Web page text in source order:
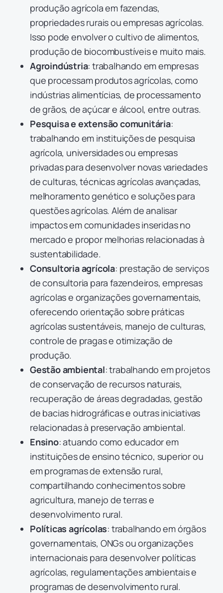
produção agrícola em fazendas,
propriedades rurais ou empresas agrícolas.
Isso pode envolver o cultivo de alimentos,
produção de biocombustíveis e muito mais.
Agroindústria: trabalhando em empresas
que processam produtos agrícolas, como
indústrias alimentícias, de processamento
de grãos, de açúcar e álcool, entre outras.
Pesquisa e extensão comunitária:
trabalhando em instituições de pesquisa
agrícola, universidades ou empresas
privadas para desenvolver novas variedades
de culturas, técnicas agrícolas avançadas,
melhoramento genético e soluções para
questões agrícolas. Além de analisar
impactos em comunidades inseridas no
mercado e propor melhorias relacionadas à
sustentabilidade.
Consultoria agrícola: prestação de serviços
de consultoria para fazendeiros, empresas
agrícolas e organizações governamentais,
oferecendo orientação sobre práticas
agrícolas sustentáveis, manejo de culturas,
controle de pragas e otimização de
produção.
Gestão ambiental: trabalhando em projetos
de conservação de recursos naturais,
recuperação de áreas degradadas, gestão
de bacias hidrográficas e outras iniciativas
relacionadas à preservação ambiental.
Ensino: atuando como educador em
instituições de ensino técnico, superior ou
em programas de extensão rural,
compartilhando conhecimentos sobre
agricultura, manejo de terras e
desenvolvimento rural.
Políticas agrícolas: trabalhando em órgãos
governamentais, ONGs ou organizações
internacionais para desenvolver políticas
agrícolas, regulamentações ambientais e
programas de desenvolvimento rural.